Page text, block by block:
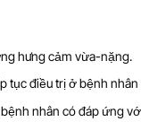
hưng cảm vừa-nặng.
tục điều trị ở bệnh
nhân có đáp ứng